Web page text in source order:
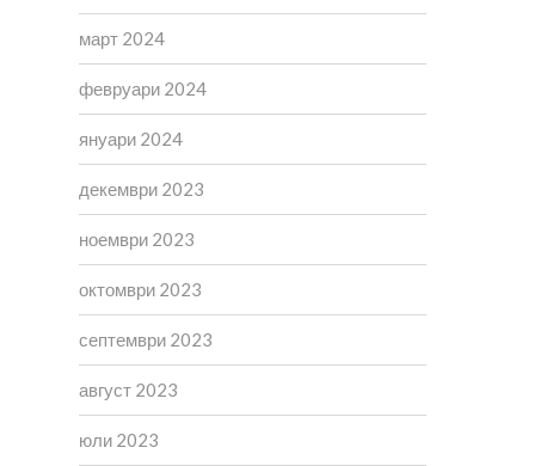
март 2024
февруари 2024
януари 2024
декември 2023
ноември 2023
октомври 2023
септември 2023
август 2023
юли 2023